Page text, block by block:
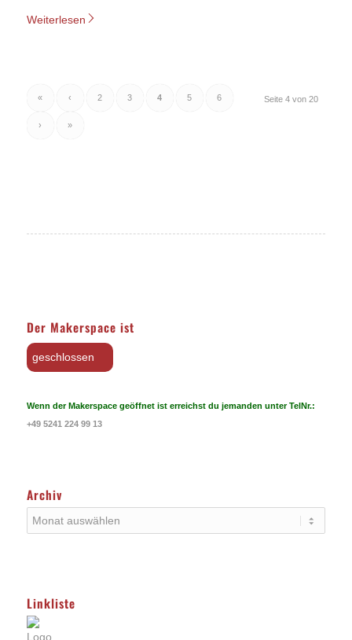
Weiterlesen
Seite 4 von 20
« ‹ 2 3 4 5 6
› »
Der Makerspace ist
geschlossen
Wenn der Makerspace geöffnet ist erreichst du jemanden unter TelNr.:
+49 5241 224 99 13
Archiv
Linkliste